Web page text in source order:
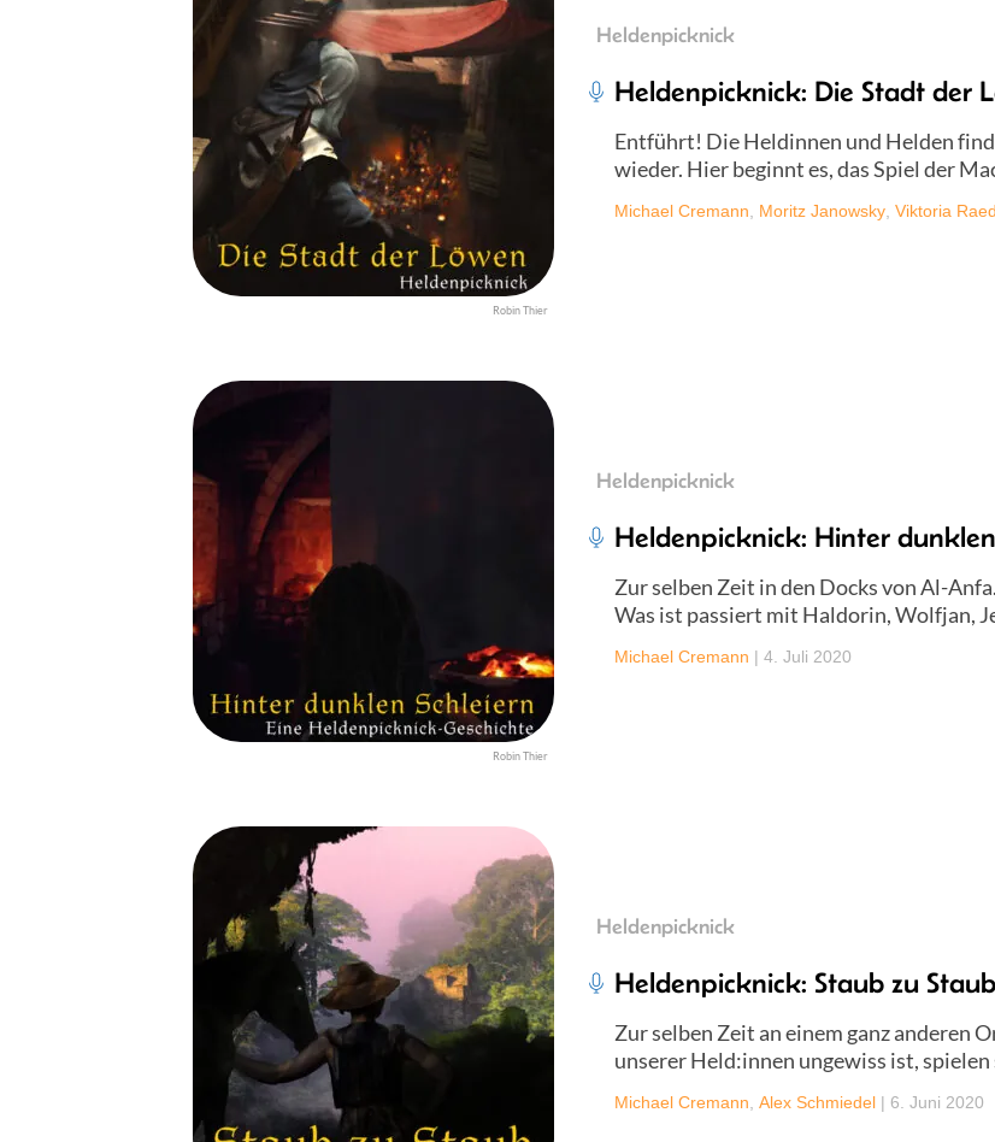
Robin Thier
Heldenpicknick
Heldenpicknick: Die Stadt der
Entführt! Die Heldinnen und Helden
wieder. Hier beginnt es, das Spiel der
Michael Cremann Moritz Janowsky Viktoria
Robin Thier
Heldenpicknick
Heldenpicknick: Hinter
Zur selben Zeit in den Docks von Al-
Was ist passiert mit Haldorin, Wolfjan,
Michael Cremann | 4. Juli 2020
Heldenpicknick
Heldenpicknick: Staub zu Staub
Zur selben Zeit an einem ganz anderen
unserer Held:innen ungewiss ist,
Michael Cremann Alex Schmiedel | 6. Juni 2020